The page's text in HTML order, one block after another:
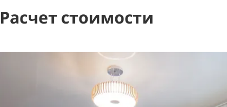
Расчет стоимости